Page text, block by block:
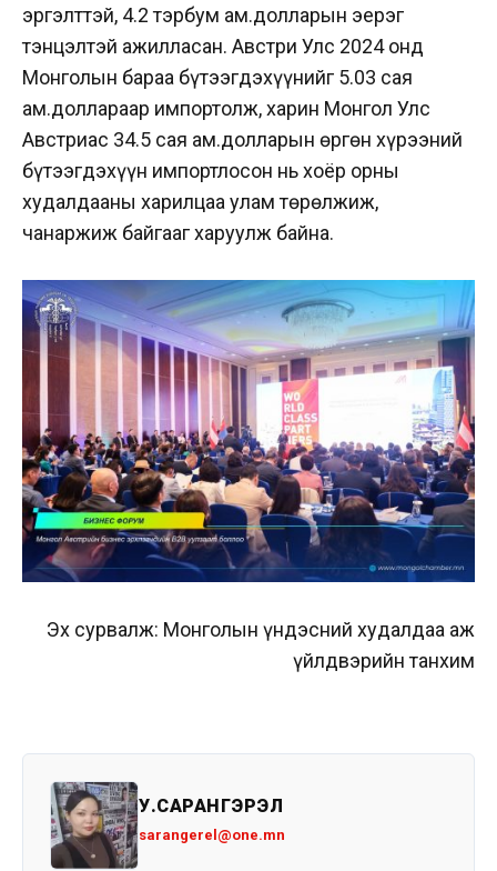
эргэлттэй, 4.2 тэрбум ам.долларын эерэг
тэнцэлтэй ажилласан. Австри Улс 2024 онд
Монголын бараа бүтээгдэхүүнийг 5.03 сая
ам.доллараар импортолж, харин Монгол Улс
Австриас 34.5 сая ам.долларын өргөн хүрээний
бүтээгдэхүүн импортлосон нь хоёр орны
худалдааны харилцаа улам төрөлжиж,
чанаржиж байгааг харуулж байна.
Эх сурвалж: Монголын үндэсний худалдаа аж
үйлдвэрийн танхим
У.САРАНГЭРЭЛ
sarangerel@one.mn